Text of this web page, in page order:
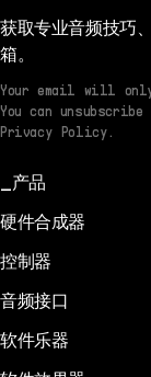
Distributors
Dealer
获取专业音频技巧
箱。
Your email will
You can
Privacy Policy.
产品
硬件合成器
控制器
音频接口
软件乐器